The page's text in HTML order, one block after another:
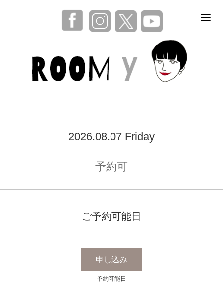
2026.08.07 Friday
予約可
ご予約可能日
申し込み
予約可能日